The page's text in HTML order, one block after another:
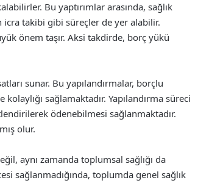
Bu yaptırımlar arasında, sağlık
takibi gibi süreçler de yer alabilir.
önem taşır. Aksi takdirde, borç yükü
sunar. Bu yapılandırmalar, borçlu
sağlamaktadır. Yapılandırma süreci
ödenebilmesi sağlanmaktadır.
olur.
aynı zamanda toplumsal sağlığı da
sağlanmadığında, toplumda genel sağlık